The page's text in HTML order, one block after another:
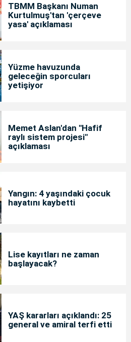
TBMM Başkanı Numan
Kurtulmuş'tan 'çerçeve
yasa' açıklaması
Yüzme havuzunda
geleceğin sporcuları
yetişiyor
Memet Aslan'dan "Hafif
raylı sistem projesi"
açıklaması
Yangın: 4 yaşındaki çocuk
hayatını kaybetti
Lise kayıtları ne zaman
başlayacak?
YAŞ kararları açıklandı: 25
general ve amiral terfi etti